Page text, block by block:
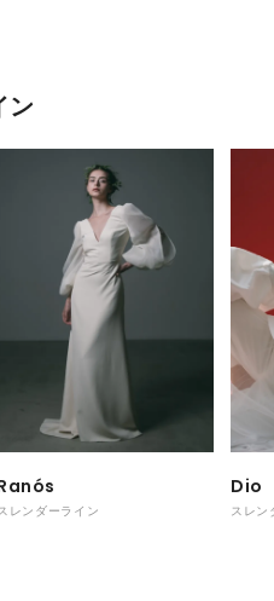
ン
レンダーライン
Dio
スレン